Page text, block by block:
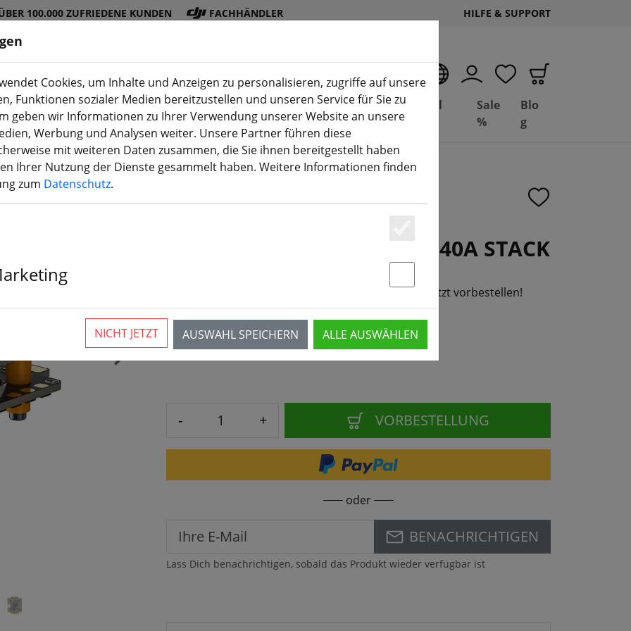
100.000 ZUFRIEDENE KUNDEN FACHHÄNDLER HILFE & SUPPORT
DJI
Shop
Akku
s
Propelle
r
Zubehö
r
3D
Druck(aktuelle Seite)
Deal
Depot
Basil
Sale
%
Blo
g
OddityRC F405 Mini AM32 40A STACK
›
Vorraussichtlich ab 17.08.26 wieder lieferbar - jetzt vorbestellen!
52,90 € *
- + VORBESTELLUNG
oder
BENACHRICHTIGEN
Lass Dich benachrichtigen, sobald das Produkt wieder verfügbar ist
Cookies, um Inhalte und Anzeigen zu personalisieren, zugriffe auf unsere
Funktionen sozialer Medien bereitzustellen und unseren Service für Sie zu
geben wir Informationen zu Ihrer Verwendung unserer Website an unsere
Werbung und Analysen weiter. Unsere Partner führen diese
mit weiteren Daten zusammen, die Sie ihnen bereitgestellt haben
Ihrer Nutzung der Dienste gesammelt haben. Weitere Informationen finden
zum Datenschutz.
Essenziell
Statstik & Marketing
AUSWAHL SPEICHERN ALLE AUSWÄHLEN
NICHT JETZT